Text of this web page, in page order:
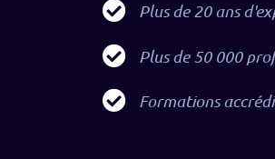
Plus de 20 ans
Plus de 50 000
Formations